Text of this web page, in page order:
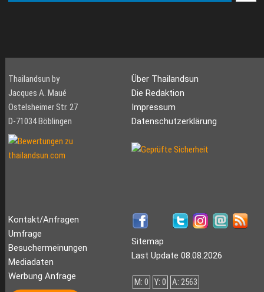
Thailandsun by
Jacques A. Maué
Ostelsheimer Str. 27
D-71034 Böblingen
Über Thailandsun
Die Redaktion
Impressum
Datenschutzerklärung
Kontakt/Anfragen
Umfrage
Besuchermeinungen
Mediadaten
Werbung Anfrage
Sitemap
Last Update 08.08.2026
M: 0 Y: 0 A: 2563